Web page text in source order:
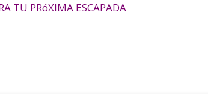
TU PRóXIMA ESCAPADA